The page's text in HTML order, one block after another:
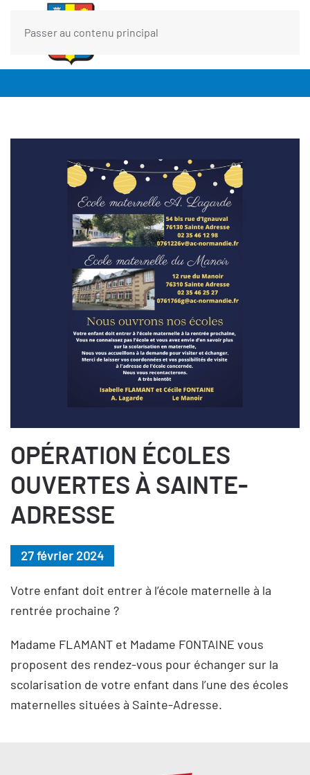
Passer au contenu principal
OPÉRATION ÉCOLES
OUVERTES À SAINTE-
ADRESSE
27 février 2024
Votre enfant doit entrer à l’école maternelle à la
rentrée prochaine ?
Madame FLAMANT et Madame FONTAINE vous
proposent des rendez-vous pour échanger sur la
scolarisation de votre enfant dans l’une des écoles
maternelles situées à Sainte-Adresse.